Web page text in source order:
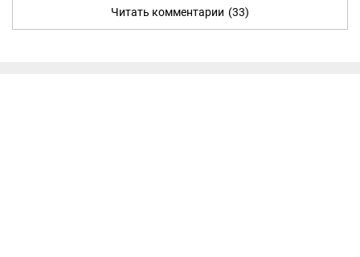
Читать комментарии (33)